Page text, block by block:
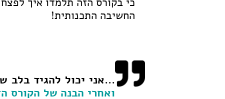
החשיבה התכנותית!
...אני יכול להגיד בלב
ואחרי הבנה של הקורס